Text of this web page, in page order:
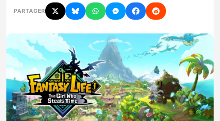
Mises à jour
Chiffres de ventes
Rumeurs
Nintendo Direct
Tests et previews
PARTAGER